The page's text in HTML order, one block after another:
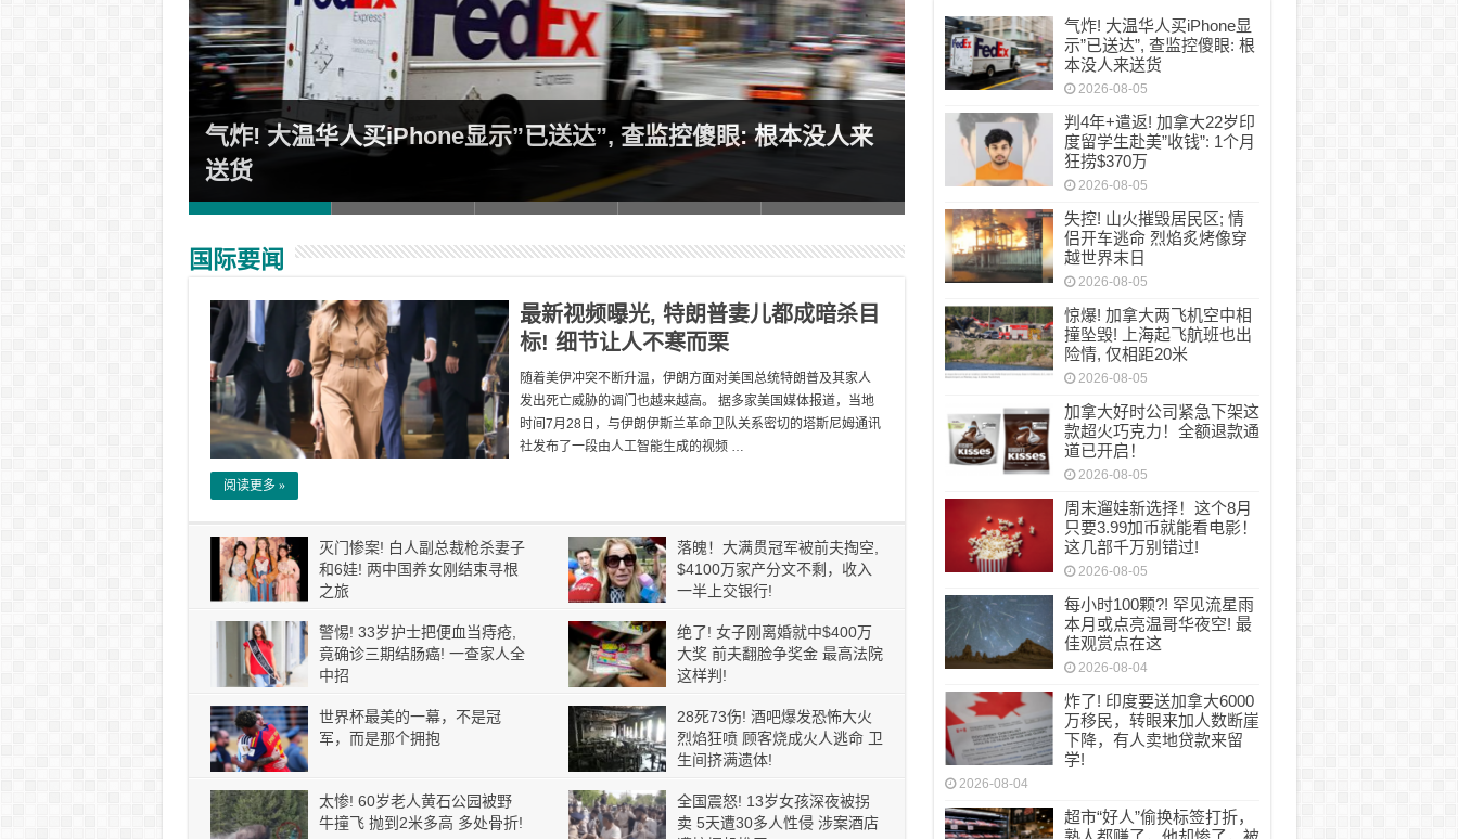
气炸! 大温华人买iPhone显示”已送达”, 查监控傻眼: 根本没人来
送货
判4年+遣返! 加拿大22岁印度留学生赴美”收钱”: 1
国际要闻
最新视频曝光, 特朗普妻儿都成暗杀目
标! 细节让人不寒而栗
随着美伊冲突不断升温，伊朗方面对美国总统特朗普及其家人
发出死亡威胁的调门也越来越高。 据多家美国媒体报道，当地
时间7月28日，与伊朗伊斯兰革命卫队关系密切的塔斯尼姆通讯
社发布了一段由人工智能生成的视频 …
阅读更多 »
灭门惨案! 白人副总裁枪杀妻子
和6娃! 两中国养女刚结束寻根
之旅
落魄！大满贯冠军被前夫掏空,
$4100万家产分文不剩，收入
一半上交银行!
警惕! 33岁护士把便血当痔疮,
竟确诊三期结肠癌! 一查家人全
中招
绝了! 女子刚离婚就中$400万
大奖 前夫翻脸争奖金 最高法院
这样判!
世界杯最美的一幕，不是冠
军，而是那个拥抱
28死73伤! 酒吧爆发恐怖大火
烈焰狂喷 顾客烧成火人逃命 卫
生间挤满遗体!
太惨! 60岁老人黄石公园被野
牛撞飞 抛到2米多高 多处骨折!
全国震怒! 13岁女孩深夜被拐
卖 5天遭30多人性侵 涉案酒店
气炸! 大温华人买iPhone显
示”已送达”, 查监控傻眼: 根
本没人来送货
2026-08-05
判4年+遣返! 加拿大22岁印
度留学生赴美”收钱”: 1个月
狂捞$370万
2026-08-05
失控! 山火摧毁居民区; 情
侣开车逃命 烈焰炙烤像穿
越世界末日
2026-08-05
惊爆! 加拿大两飞机空中相
撞坠毁! 上海起飞航班也出
险情, 仅相距20米
2026-08-05
加拿大好时公司紧急下架这
款超火巧克力！全额退款通
道已开启！
2026-08-05
周末遛娃新选择！这个8月
只要3.99加币就能看电影！
这几部千万别错过!
2026-08-05
每小时100颗?! 罕见流星雨
本月或点亮温哥华夜空! 最
佳观赏点在这
2026-08-04
炸了! 印度要送加拿大6000
万移民，转眼来加人数断崖
下降，有人卖地贷款来留
学!
2026-08-04
超市“好人”偷换标签打折，